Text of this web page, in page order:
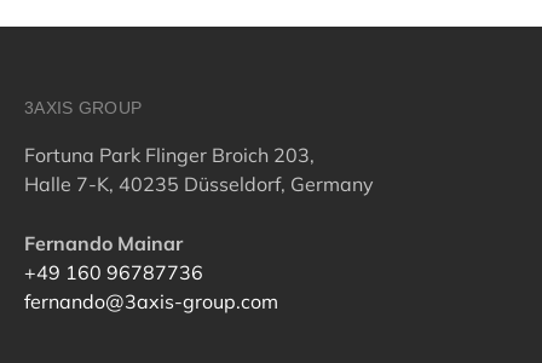
3AXIS GROUP
Fortuna Park Flinger Broich 203,
Halle 7-K, 40235 Düsseldorf, Germany
Fernando Mainar
+49 160 96787736
fernando@3axis-group.com